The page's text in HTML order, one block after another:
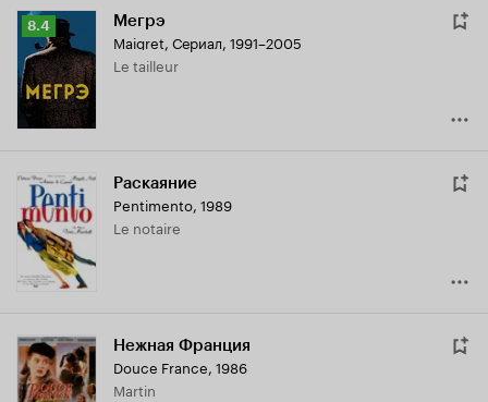
Рейтинг
Кинопоиска
8.4
8.4 Мегрэ
Maigret, Сериал, 1991–2005
Le tailleur
Раскаяние
Pentimento, 1989
Le notaire
Нежная Франция
Douce France, 1986
Martin